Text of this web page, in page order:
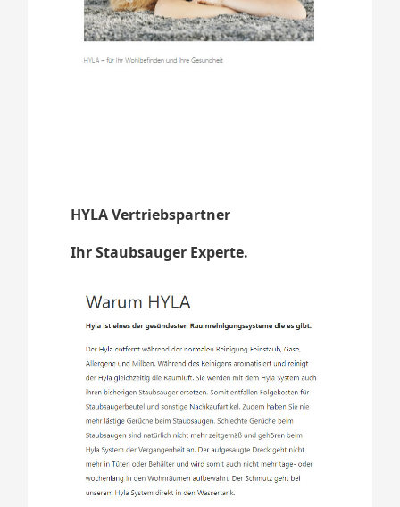
HYLA Vertriebspartner
Ihr Staubsauger Experte.